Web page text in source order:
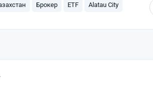
Брокер ETF Alatau City